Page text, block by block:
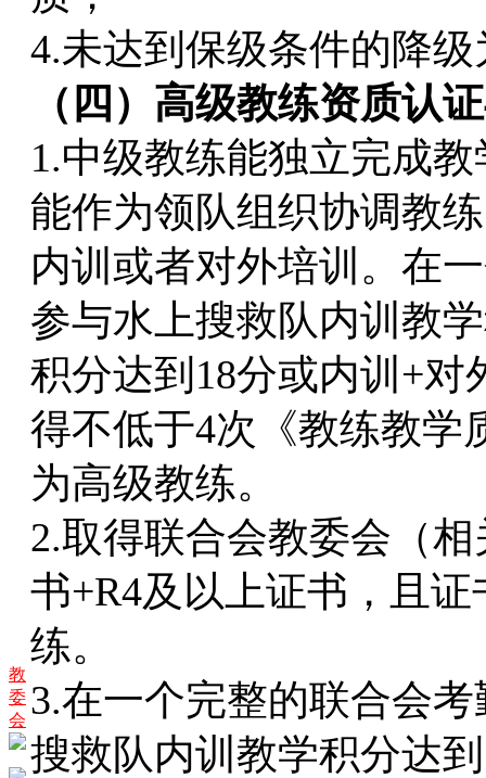
教
委
会
4.未达到保级条件的降
（四）高级教练资质认
1.中级教练能独立完成
能作为领队组织协调教
内训或者对外培训。在
参与水上搜救队内训教
积分达到18分或内训+对
得不低于4次《教练教学
为高级教练。
2.取得联合会教委会（
书+R4及以上证书，且
练。
3.在一个完整的联合会
搜救队内训教学积分达